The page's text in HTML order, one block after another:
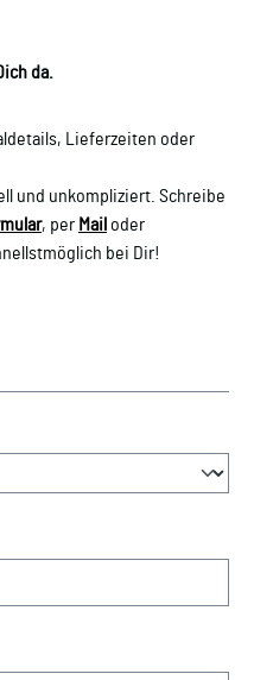
Ob in der
Look auf das
100 % Baumwolle
Passform für
und bietet Dir
Material
in der Maschine
Team-Logo auf der
am Ärmel und
da.
Lieferzeiten oder
und unkompliziert. Schreibe
, per Mail oder
bei Dir!